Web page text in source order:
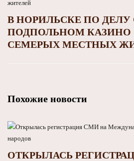
В НОРИЛЬСКЕ ПО ДЕЛУ
ПОДПОЛЬНОМ КАЗИНО
СЕМЕРЫХ МЕСТНЫХ
Похожие новости
ОТКРЫЛАСЬ